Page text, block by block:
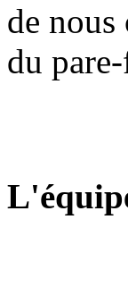
de nous
du